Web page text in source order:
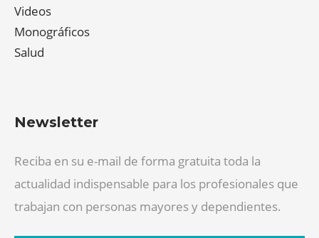
Videos
Monográficos
Salud
Newsletter
Reciba en su e-mail de forma gratuita toda la
actualidad indispensable para los profesionales que
trabajan con personas mayores y dependientes.